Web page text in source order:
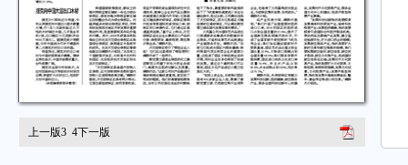
上一版3 4下一版